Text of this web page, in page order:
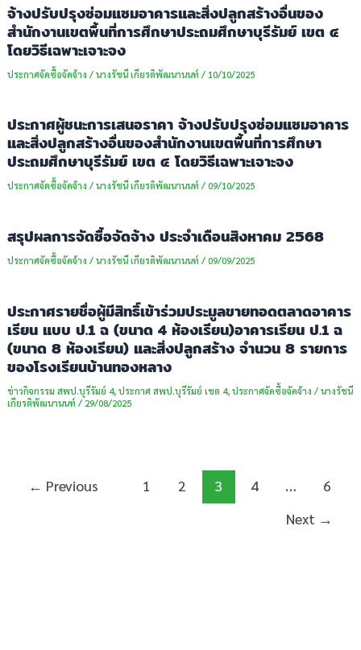
จ้างปรับปรุงซ่อมแซมอาคารและสิ่งปลูกสร้างอื่นของ
สำนักงานเขตพื้นที่การศึกษาประถมศึกษาบุรีรัมย์ เขต ๔
โดยวิธีเฉพาะเจาะจง
ประกาศจัดซื้อจัดจ้าง / นางรัชนี เกียรติพัฒนานนท์ / 10/10/2025
ประกาศผู้ชนะการเสนอราคา จ้างปรับปรุงซ่อมแซมอาคาร
และสิ่งปลูกสร้างอื่นของสำนักงานเขตพื้นที่การศึกษา
ประถมศึกษาบุรีรัมย์ เขต ๔ โดยวิธีเฉพาะเจาะจง
ประกาศจัดซื้อจัดจ้าง / นางรัชนี เกียรติพัฒนานนท์ / 09/10/2025
สรุปผลการจัดซื้อจัดจ้าง ประจำเดือนสิงหาคม 2568
ประกาศจัดซื้อจัดจ้าง / นางรัชนี เกียรติพัฒนานนท์ / 09/09/2025
ประกาศรายชื่อผู้มีสิทธิ์เข้าร่วมประมูลขายทอดตลาดอาคาร
เรียน แบบ ป.1 ฉ (ขนาด 4 ห้องเรียน)อาคารเรียน ป.1 ฉ
(ขนาด 8 ห้องเรียน) และสิ่งปลูกสร้าง จำนวน 8 รายการ
ของโรงเรียนบ้านทองหลาง
ข่าวกิจกรรม สพป.บุรีรัมย์ 4, ประกาศ สพป.บุรีรัมย์ เขต 4, ประกาศจัดซื้อจัดจ้าง / นางรัชนี
เกียรติพัฒนานนท์ /29/08/2025
← Previous 1 2 3 4 …
6
Next →